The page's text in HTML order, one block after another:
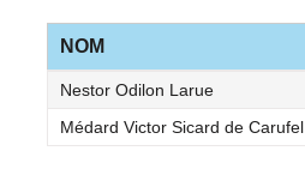
NOM
Nestor Odilon Larue
Médard Victor Sicard de Carufel